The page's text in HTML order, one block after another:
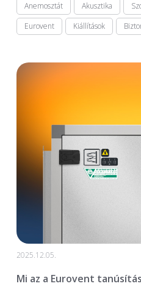
Anemosztát
Akusztika
Eurovent
Kiállítások
2025.12.05.
Mi az a Eurovent